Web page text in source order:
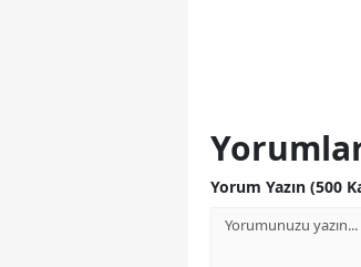
Yorum Yazın (500